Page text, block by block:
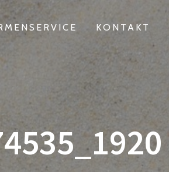
KONTAKT